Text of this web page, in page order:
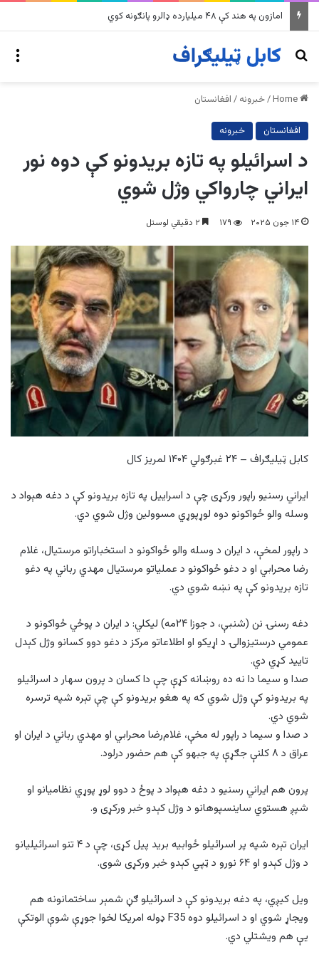
په وینزویلا کې زورورو زلزلو پراخ زیانونه اړولي
Search for
/خبرونه / افغانستان
افغانستان خبرونه
د اسرائیلو په تازه بریدونو کې دوه نور
ایراني چارواکي وژل شوي
۱۴ جون ۲۰۲۵ ۱۷۹
کابل ټيلیګراف – ۲۴ غبرګولي ۱۴۰۴ لمریز کال
ایراني رسنیو راپور ورکړی چې د اسراییل په تازه بریدونو کې د دغه هېواد د
وسله والو ځواکونو دوه لوړپوړي مسوولین وژل شوي دي.
د راپور لمخې، د ایران د وسله والو ځواکونو د استخباراتو مرستیال، غلام
رضا محرابي او د دغو ځواکونو د عملیاتو مرستیال مهدي رباني په دغو
تازه بریدونو کې په نښه شوي دي.
دغه رسنۍ نن (شنبې، د جوزا ۲۴مه) لیکلي: د ایران د پوځي ځواکونو د
عمومي درستیزوالۍ د اړیکو او اطلاعاتو مرکز د دغو دوو کسانو وژل کېدل
تایید کړي دي.
صدا و سیما دا نه ده روښانه کړې چې دا کسان د پرون سهار د اسرائیلو
په بریدونو کې وژل شوي که په هغو بریدونو کې چې تېره شپه ترسره
شوي دي.
د صدا و سیما د راپور له مخې، غلام‌رضا محرابي او مهدي رباني د ایران او
عراق د ۸ کلنې جګړې په جبهو کې هم حضور درلود.
پرون هم ایراني رسنیو د دغه هېواد د پوځ د دوو لوړ پوړي نظامیانو او
شپږ هستوي ساینسپوهانو د وژل کېدو خبر ورکړی و.
ایران تېره شپه پر اسرائیلو ځوابیه برید پیل کړی، چې د ۴ تنو اسرائیلیانو
د وژل کېدو او ۶۴ نورو د ټپي کېدو خبر ورکړی شوی.
ویل کیږي، په دغه بریدونو کې د اسرائیلو ګڼ شمېر ساختمانونه هم
ویجاړ شوي او د اسرائیلو دوه F35 ډوله امریکا لخوا جوړې شوې الوتکې
یې هم ویشتلي دي.